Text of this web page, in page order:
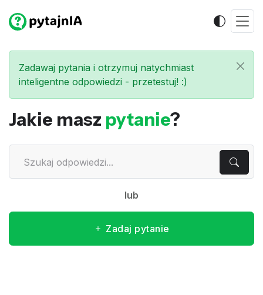
Zadawaj pytania i otrzymuj natychmiast
inteligentne odpowiedzi - przetestuj! :)
Jakie masz pytanie?
lub
Zadaj pytanie